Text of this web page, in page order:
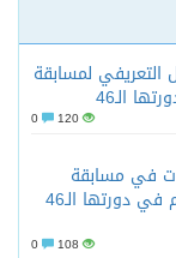
التعريفي لمسابقة
الـ46
120
في مسابقة
الملك عبدالعزيز الدولية للقرآن الكريم في دورتها الـ46
108